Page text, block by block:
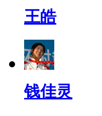
王皓
钱佳灵